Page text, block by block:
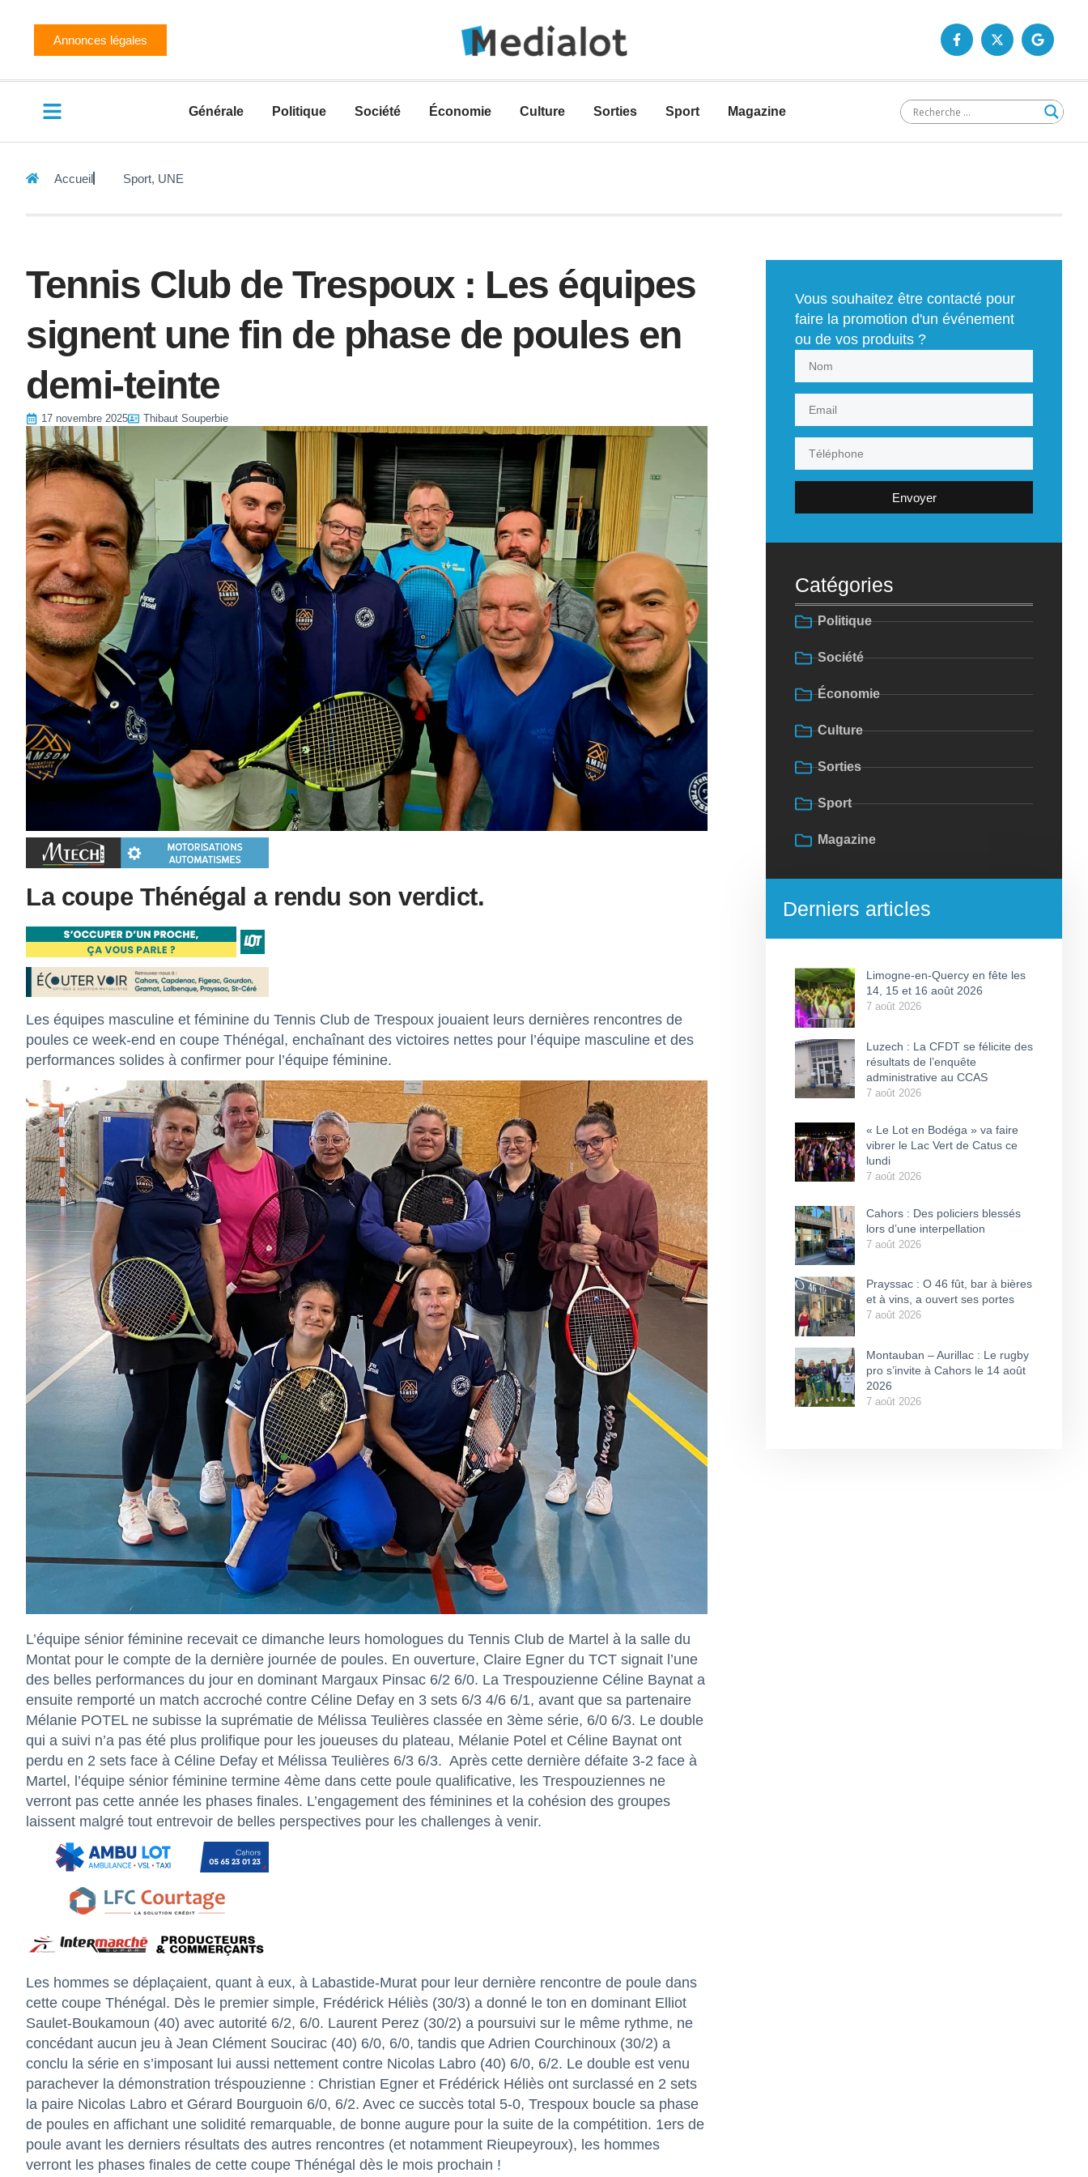
Annonces légales
Générale Politique Société Économie Culture Sorties Sport Magazine
Accueil Sport, UNE
Tennis Club de Trespoux : Les équipes
signent une fin de phase de poules en
demi-teinte
17 novembre 2025 Thibaut Souperbie
La coupe Thénégal a rendu son verdict.
Les équipes masculine et féminine du Tennis Club de Trespoux jouaient leurs dernières rencontres de
poules ce week-end en coupe Thénégal, enchaînant des victoires nettes pour l’équipe masculine et des
performances solides à confirmer pour l’équipe féminine.
L’équipe sénior féminine recevait ce dimanche leurs homologues du Tennis Club de Martel à la salle du
Montat pour le compte de la dernière journée de poules. En ouverture, Claire Egner du TCT signait l’une
des belles performances du jour en dominant Margaux Pinsac 6/2 6/0. La Trespouzienne Céline Baynat a
ensuite remporté un match accroché contre Céline Defay en 3 sets 6/3 4/6 6/1, avant que sa partenaire
Mélanie POTEL ne subisse la suprématie de Mélissa Teulières classée en 3ème série, 6/0 6/3. Le double
qui a suivi n’a pas été plus prolifique pour les joueuses du plateau, Mélanie Potel et Céline Baynat ont
perdu en 2 sets face à Céline Defay et Mélissa Teulières 6/3 6/3. Après cette dernière défaite 3-2 face à
Martel, l’équipe sénior féminine termine 4ème dans cette poule qualificative, les Trespouziennes ne
verront pas cette année les phases finales. L’engagement des féminines et la cohésion des groupes
laissent malgré tout entrevoir de belles perspectives pour les challenges à venir.
Les hommes se déplaçaient, quant à eux, à Labastide-Murat pour leur dernière rencontre de poule dans
cette coupe Thénégal. Dès le premier simple, Frédérick Héliès (30/3) a donné le ton en dominant Elliot
Saulet-Boukamoun (40) avec autorité 6/2, 6/0. Laurent Perez (30/2) a poursuivi sur le même rythme, ne
concédant aucun jeu à Jean Clément Soucirac (40) 6/0, 6/0, tandis que Adrien Courchinoux (30/2) a
conclu la série en s’imposant lui aussi nettement contre Nicolas Labro (40) 6/0, 6/2. Le double est venu
parachever la démonstration tréspouzienne : Christian Egner et Frédérick Héliès ont surclassé en 2 sets
la paire Nicolas Labro et Gérard Bourguoin 6/0, 6/2. Avec ce succès total 5-0, Trespoux boucle sa phase
de poules en affichant une solidité remarquable, de bonne augure pour la suite de la compétition. 1ers de
poule avant les derniers résultats des autres rencontres (et notamment Rieupeyroux), les hommes
verront les phases finales de cette coupe Thénégal dès le mois prochain !
Vous souhaitez être contacté pour
faire la promotion d'un événement
ou de vos produits ?
Envoyer
Catégories
Politique
Société
Économie
Culture
Sorties
Sport
Magazine
Derniers articles
Limogne-en-Quercy en fête les
14, 15 et 16 août 2026
7 août 2026
Luzech : La CFDT se félicite des
résultats de l’enquête
administrative au CCAS
7 août 2026
« Le Lot en Bodéga » va faire
vibrer le Lac Vert de Catus ce
lundi
7 août 2026
Cahors : Des policiers blessés
lors d’une interpellation
7 août 2026
Prayssac : O 46 fût, bar à bières
et à vins, a ouvert ses portes
7 août 2026
Montauban – Aurillac : Le rugby
pro s’invite à Cahors le 14 août
2026
7 août 2026